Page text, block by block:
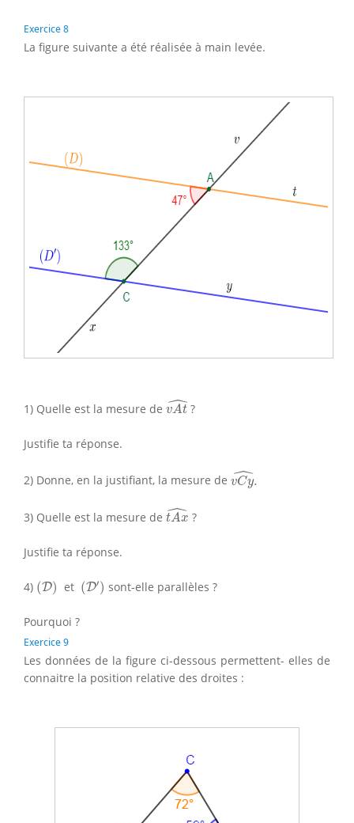
Exercice 8
La figure suivante a été réalisée à main levée.
1) Quelle est la mesure de ˆ
vAt
vAt^
?
Justifie ta réponse.
2) Donne, en la justifiant, la mesure de ˆ
vCy.
vCy
3) Quelle est la mesure de ˆ
tAx
tAx
?
Justifie ta réponse.
4) (D)
(D) et (D′)
(D′) sont-elle parallèles ?
Pourquoi ?
Exercice 9
Les données de la figure ci-dessous permettent- elles de
connaitre la position relative des droites :